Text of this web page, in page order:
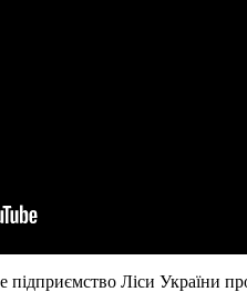
Ліси України